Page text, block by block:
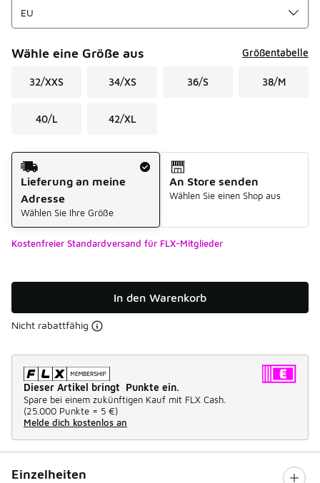
Wähle eine Größe aus Größentabelle
32/XXS 34/XS 36/S 38/M
40/L 42/XL
Versandart
Lieferung an meine
Adresse
Wählen Sie Ihre Größe
An Store senden
Wählen Sie einen Shop aus
Kostenfreier Standardversand für FLX-Mitglieder
In den Warenkorb
Nicht rabattfähig
Dieser Artikel bringt Punkte ein.
Spare bei einem zukünftigen Kauf mit FLX Cash.
(25.000 Punkte = 5 €)
Melde dich kostenlos an
Einzelheiten